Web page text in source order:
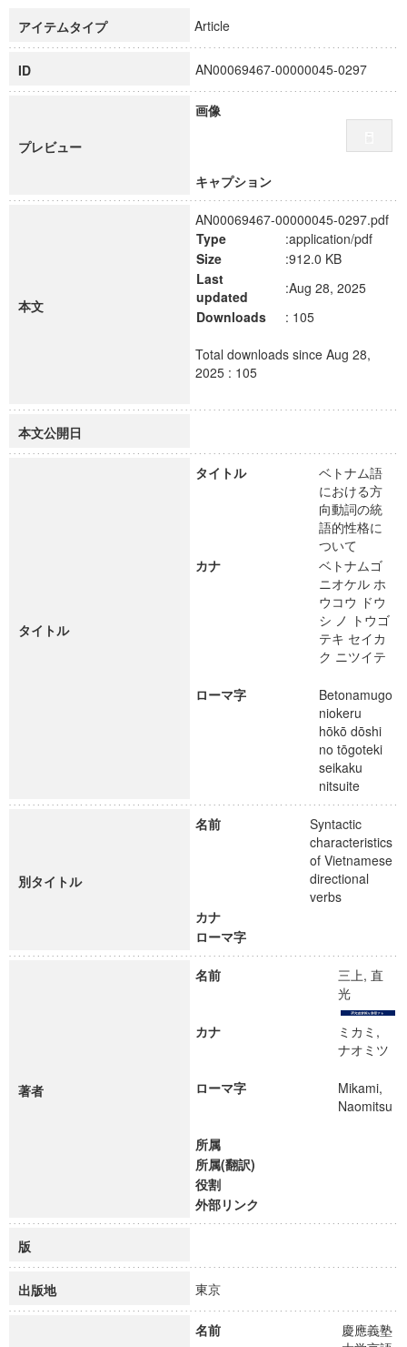
慶應義塾大学グローバルCOEプログラム市民社会ガバナンス
慶應義塾大学グローバルCOEプログラム論理と感性の先端的
博士課程教育リーディングプログラム「超成熟社会発展のサ
学術雑誌掲載論文等(8)
アイテムタイプ Article
ID AN00069467-00000045-0297
プレビュー
画像
キャプション
本文
AN00069467-00000045-0297.pdf
Type
:application/pdf
Size
:912.0 KB
Last
updated
:Aug 28, 2025
Downloads
: 105
Total downloads since Aug 28,
2025 : 105
本文公開日
タイトル
タイトル
ベトナム語
における方
向動詞の統
語的性格に
ついて
カナ
ベトナムゴ
ニオケル ホ
ウコウ ドウ
シ ノ トウゴ
テキ セイカ
ク ニツイテ
ローマ字
Betonamugo
niokeru
hōkō dōshi
no tōgoteki
seikaku
nitsuite
別タイトル
名前
Syntactic
characteristics
of Vietnamese
directional
verbs
カナ
ローマ字
著者
名前
三上, 直
光
カナ
ミカミ,
ナオミツ
ローマ字
Mikami,
Naomitsu
所属
所属(翻訳)
役割
外部リンク
版
出版地 東京
名前
慶應義塾